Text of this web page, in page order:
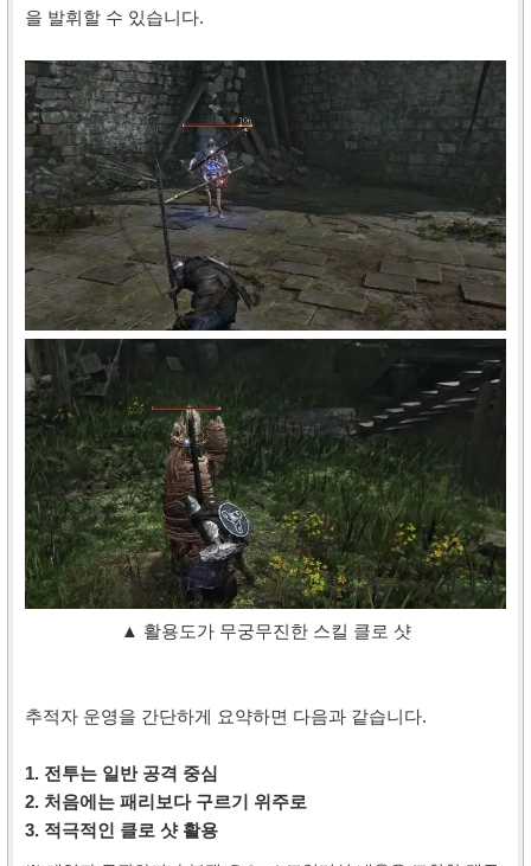
을 발휘할 수 있습니다.
▲ 활용도가 무궁무진한 스킬 클로 샷
추적자 운영을 간단하게 요약하면 다음과 같습니다.
1. 전투는 일반 공격 중심
2. 처음에는 패리보다 구르기 위주로
3. 적극적인 클로 샷 활용